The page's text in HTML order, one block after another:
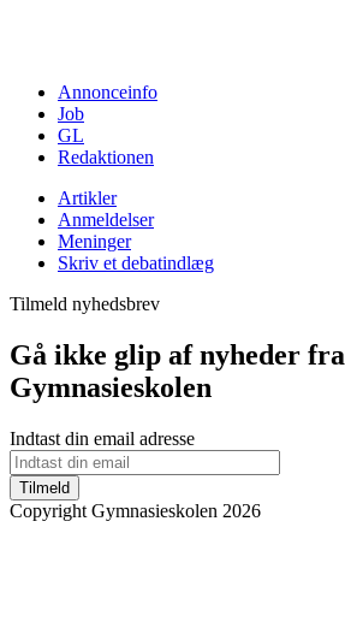
Annonceinfo
Job
GL
Redaktionen
Artikler
Anmeldelser
Meninger
Skriv et debatindlæg
Tilmeld nyhedsbrev
Gå ikke glip af nyheder fra
Gymnasieskolen
Indtast din email adresse
Tilmeld
Copyright Gymnasieskolen 2026